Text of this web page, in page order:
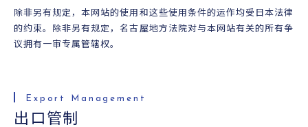
除非另有规定，本网站的使用和这些使用条件的运作均受日本法律
的约束。除非另有规定，名古屋地方法院对与本网站有关的所有争
议拥有一审专属管辖权。
出口管制